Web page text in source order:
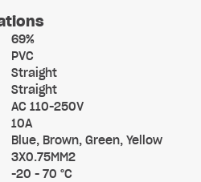
69%
PVC
Straight
Straight
AC 110-250V
10A
Blue, Brown, Green, Yellow
3X0.75MM2
-20 - 70 °C